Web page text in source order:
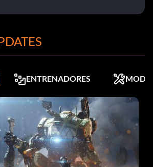
ve a "Modos de juego". Haga clic en
el número de hoyos que desee.
clic en "Side Games" en la parte
En esta pantalla, marque la casilla
apuesta lateral y establezca los totales
A continuación, haga clic en
su golfista creado o golfista de su
que no le interese. Haga clic en
el campo en el que desea jugar y
ENTRENADORES MODS